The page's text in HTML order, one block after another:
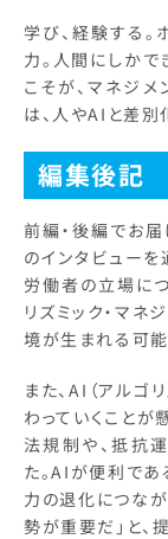
学び、経験する。
力。人間にしか
こそが、マネジ
は、人やAIと差別
編集後記
前編・後編でお
のインタビュー
労働者の立場に
リズミック・マネ
境が生まれる可
また、AI（アルゴ
わっていくことが
法規制や、抵抗
た。AIが便利で
力の退化につな
勢が重要だ」と、